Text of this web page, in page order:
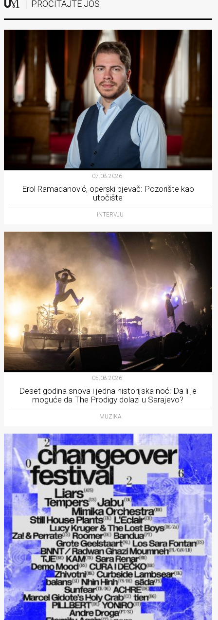
PROČITAJTE JOŠ
07.08.2026.
Erol Ramadanović, operski pjevač: Pozorište kao
utočište
INTERVJU
05.08.2026.
Deset godina snova i jedna historijska noć: Da li je
moguće da The Prodigy dolazi u Sarajevo?
MUZIKA